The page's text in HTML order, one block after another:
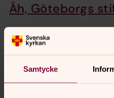
Samtycke
Åh, Göteborgs
Åkersberg, Lunds
Kursgården